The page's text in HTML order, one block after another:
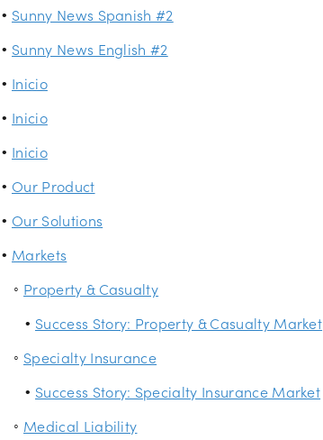
Sunny News Spanish #2
Sunny News English #2
Inicio
Inicio
Inicio
Our Product
Our Solutions
Markets
Property & Casualty
Success Story: Property & Casualty Market
Specialty Insurance
Success Story: Specialty Insurance Market
Medical Liability